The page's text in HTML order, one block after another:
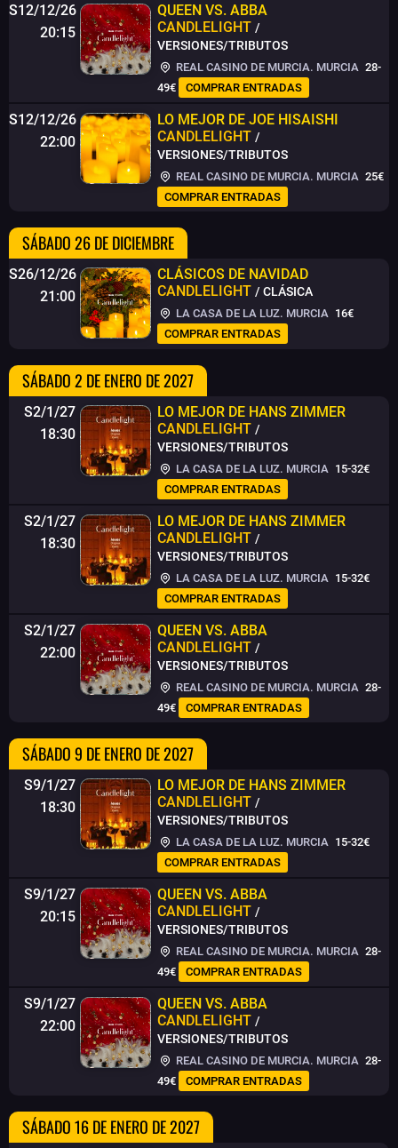
S12/12/26
20:15
QUEEN VS. ABBA
CANDLELIGHT /
VERSIONES/TRIBUTOS
REAL CASINO DE MURCIA. MURCIA 28-
49€
COMPRAR ENTRADAS
S12/12/26
22:00
LO MEJOR DE JOE HISAISHI
CANDLELIGHT /
VERSIONES/TRIBUTOS
REAL CASINO DE MURCIA. MURCIA 25€
COMPRAR ENTRADAS
SÁBADO 26 DE DICIEMBRE
S26/12/26
21:00
CLÁSICOS DE NAVIDAD
CANDLELIGHT / CLÁSICA
LA CASA DE LA LUZ. MURCIA 16€
COMPRAR ENTRADAS
SÁBADO 2 DE ENERO DE 2027
S2/1/27
18:30
LO MEJOR DE HANS ZIMMER
CANDLELIGHT /
VERSIONES/TRIBUTOS
LA CASA DE LA LUZ. MURCIA 15-32€
COMPRAR ENTRADAS
S2/1/27
18:30
LO MEJOR DE HANS ZIMMER
CANDLELIGHT /
VERSIONES/TRIBUTOS
LA CASA DE LA LUZ. MURCIA 15-32€
COMPRAR ENTRADAS
S2/1/27
22:00
QUEEN VS. ABBA
CANDLELIGHT /
VERSIONES/TRIBUTOS
REAL CASINO DE MURCIA. MURCIA 28-
49€
COMPRAR ENTRADAS
SÁBADO 9 DE ENERO DE 2027
S9/1/27
18:30
LO MEJOR DE HANS ZIMMER
CANDLELIGHT /
VERSIONES/TRIBUTOS
LA CASA DE LA LUZ. MURCIA 15-32€
COMPRAR ENTRADAS
S9/1/27
20:15
QUEEN VS. ABBA
CANDLELIGHT /
VERSIONES/TRIBUTOS
REAL CASINO DE MURCIA. MURCIA 28-
49€
COMPRAR ENTRADAS
S9/1/27
22:00
QUEEN VS. ABBA
CANDLELIGHT /
VERSIONES/TRIBUTOS
REAL CASINO DE MURCIA. MURCIA 28-
49€
COMPRAR ENTRADAS
SÁBADO 16 DE ENERO DE 2027